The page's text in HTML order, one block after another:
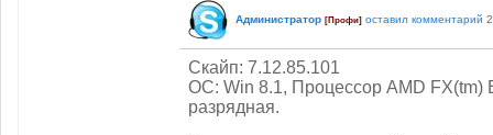
Администратор [Профи] оставил комментарий
Скайп: 7.12.85.101
ОС: Win 8.1, Процессор AMD FX(tm)
разрядная.